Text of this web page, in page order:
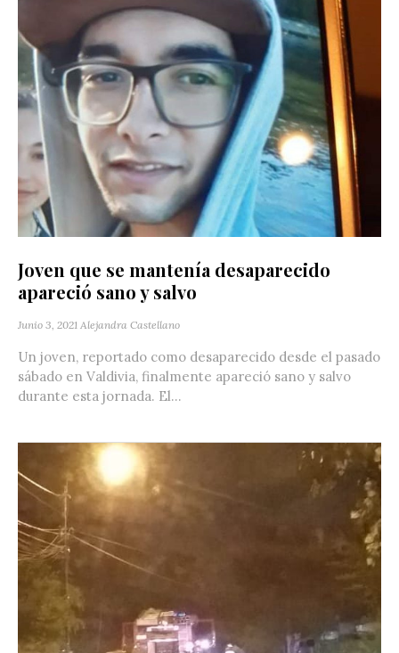
Joven que se mantenía desaparecido
apareció sano y salvo
Junio 3, 2021 Alejandra Castellano
Un joven, reportado como desaparecido desde el pasado
sábado en Valdivia, finalmente apareció sano y salvo
durante esta jornada. El...